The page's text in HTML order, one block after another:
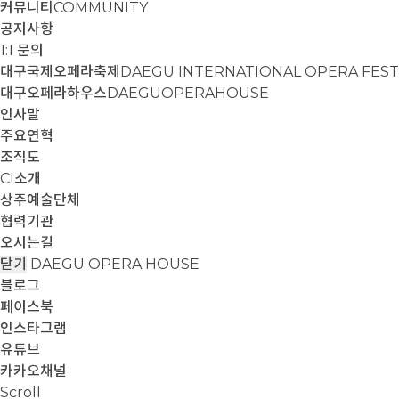
커뮤니티 COMMUNITY
공지사항
1:1 문의
대구국제오페라축제 DAEGU INTERNATIONAL OPERA
대구오페라하우스DAEGUOPERAHOUSE
인사말
주요연혁
조직도
CI소개
상주예술단체
협력기관
오시는길
닫기 DAEGU OPERA HOUSE
블로그
페이스북
인스타그램
유튜브
카카오채널
Scroll